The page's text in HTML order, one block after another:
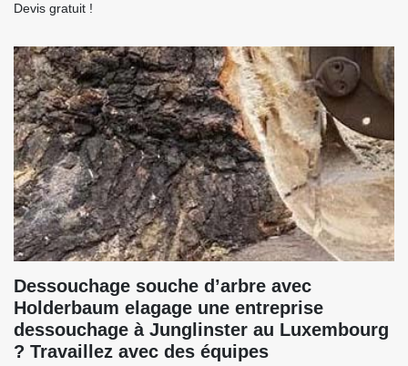
Devis gratuit !
Dessouchage souche d’arbre avec
Holderbaum elagage une entreprise
dessouchage à Junglinster au Luxembourg
? Travaillez avec des équipes